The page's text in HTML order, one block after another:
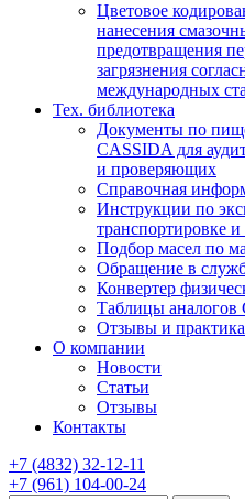
Цветовое
нанесения
предотвращения
загрязнения
международных
Тех. библиотека
Документы по
CASSIDA для
и проверяющих
Справочная
Инструкции по
транспортировке
Подбор масел по
Обращение в
Конвертер
Таблицы
Отзывы и
О компании
Новости
Статьи
Отзывы
Контакты
+7 (4832) 32-12-11
+7 (961) 104-00-24